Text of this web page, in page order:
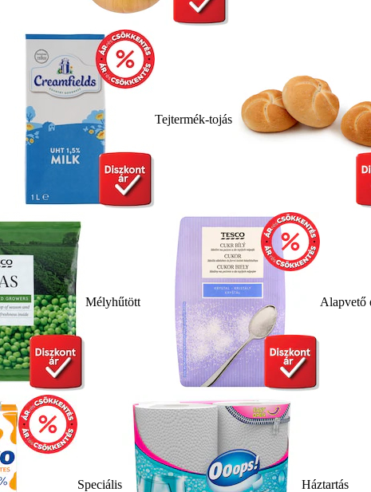
Tejtermék-tojás
Mélyhűtött Alapvető
Speciális Háztartás